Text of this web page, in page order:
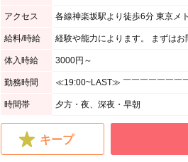
アクセス
給料/時給 経験や能力によります。 まずはお
体入時給 3000円～
勤務時間
時間帯 夕方・夜、深夜・早朝
キープ